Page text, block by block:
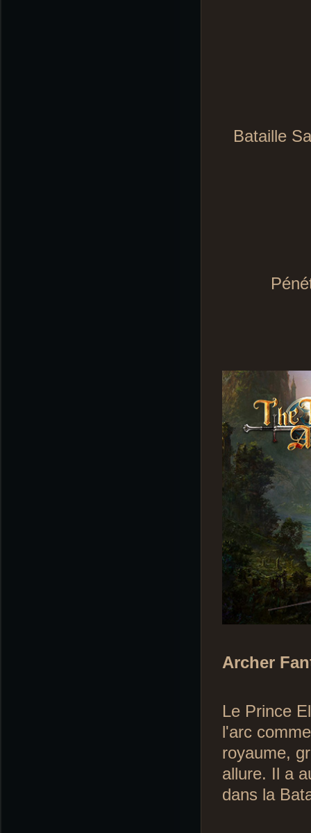
Bataille
Archer
Le Prince
l'arc
royaume,
allure. Il a
dans la